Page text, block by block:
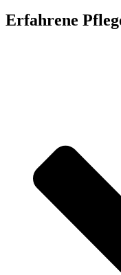
Erfahrene